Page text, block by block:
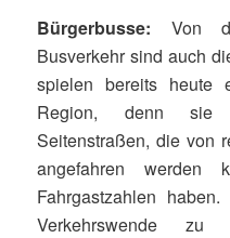
Bürgerbusse: Von
Busverkehr sind auch
spielen bereits heute
Region, denn sie
Seitenstraßen, die von
angefahren werden
Fahrgastzahlen
Verkehrswende